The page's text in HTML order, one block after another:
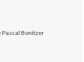
Pascal Bonitzer